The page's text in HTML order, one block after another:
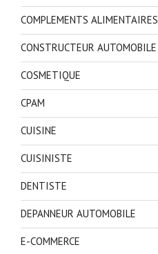
COMPLEMENTS ALIMENTAIRES
CONSTRUCTEUR AUTOMOBILE
COSMETIQUE
CPAM
CUISINE
CUISINISTE
DENTISTE
DEPANNEUR AUTOMOBILE
E-COMMERCE